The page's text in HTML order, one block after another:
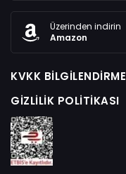
Üzerinden indirin
Amazon
KVKK BILGILENDIRME
GIZLILIK POLITIKASI